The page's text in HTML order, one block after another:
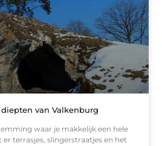
van Valkenburg
waar je makkelijk een hele
terrasjes, slingerstraatjes en het